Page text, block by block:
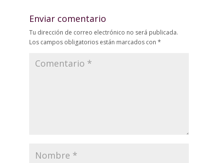
Enviar comentario
Tu dirección de correo electrónico no será publicada.
Los campos obligatorios están marcados con *